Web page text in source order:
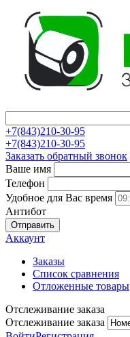
+7(843)210-30-95
+7(843)210-30-95
Заказать обратный звонок
Ваше имя
Телефон
Удобное для Вас время
Антибот
Отправить
Аккаунт
Заказы
Список сравнения
Отложенные товары
Отслеживание заказа
Отслеживание заказа